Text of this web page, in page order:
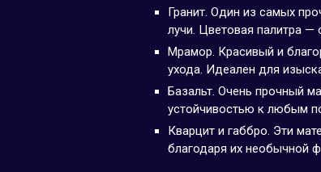
Гранит. Один из самых
лучи. Цветовая палитра —
Мрамор. Красивый и
ухода. Идеален для
Базальт. Очень прочный
устойчивостью к любым
Кварцит и габбро. Эти
благодаря их необычной